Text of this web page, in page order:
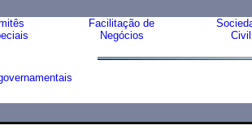
Facilitação de
Negócios
Civil